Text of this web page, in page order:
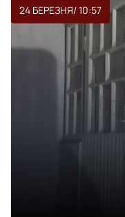
24 БЕРЕЗНЯ/ 10:57